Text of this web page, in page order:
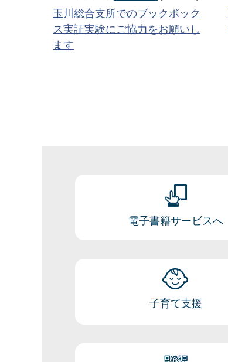
玉川総合支所でのブックボック
ス実証実験にご協力をお願いし
ます
電子書籍サービスへ
子育て支援